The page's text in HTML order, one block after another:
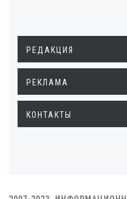
РЕДАКЦИЯ
РЕКЛАМА
КОНТАКТЫ